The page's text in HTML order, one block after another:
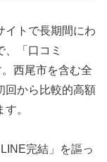
イトで長期間にわ
「口コミ
西尾市を含む全
回から比較的高額
。
完結」を謳っ